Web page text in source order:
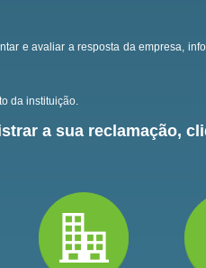
e avaliar a resposta da empresa,
da instituição.
a sua reclamação,